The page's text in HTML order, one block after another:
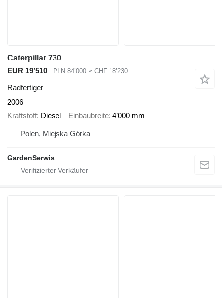
Caterpillar 730
EUR 19’510
PLN 84’000 ≈ CHF 18’230
Radfertiger
2006
Kraftstoff Diesel Einbaubreite 4’000 mm
Polen, Miejska Górka
GardenSerwis